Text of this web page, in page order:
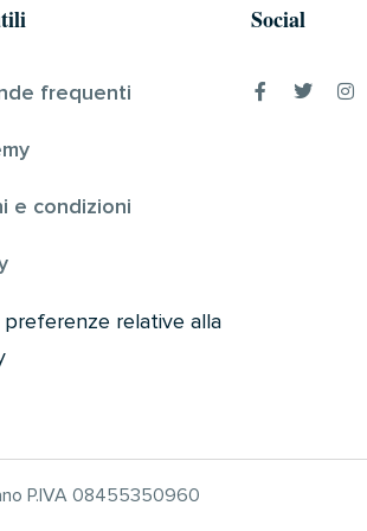
frequenti
e condizioni
preferenze relative alla
Social
P.IVA 08455350960